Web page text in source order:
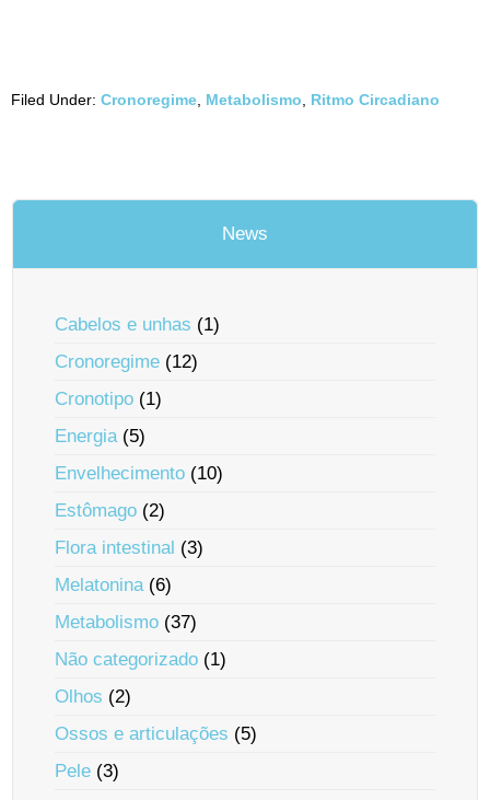
Filed Under: Cronoregime Metabolismo Ritmo Circadiano
News
Cabelos e unhas (1)
Cronoregime (12)
Cronotipo (1)
Energia(5)
Envelhecimento (10)
Estômago (2)
Flora intestinal (3)
Melatonina(6)
Metabolismo (37)
Não categorizado (1)
Olhos (2)
Ossos e articulações (5)
Pele (3)